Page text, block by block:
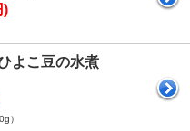
)
よこ豆の水煮
）